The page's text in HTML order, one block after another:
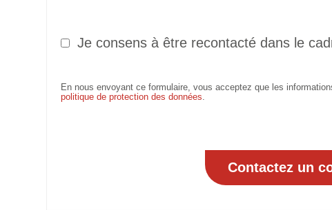
Je consens à être recontacté dans le
En nous envoyant ce formulaire, vous acceptez que les
politique de protection des données.